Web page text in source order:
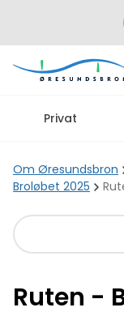
Privat
Om Øresundsbron
Broløbet 2025
Ruten -